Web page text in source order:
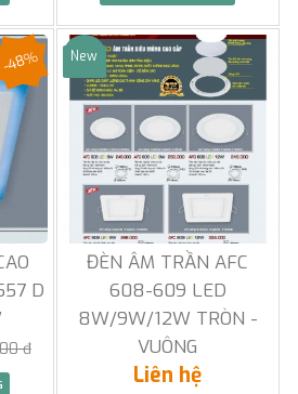
D
-48%
đ
Sale
New
ĐÈN ÂM TRẦN AFC
608-609 LED
8W/9W/12W TRÒN -
VUÔNG
Liên hệ